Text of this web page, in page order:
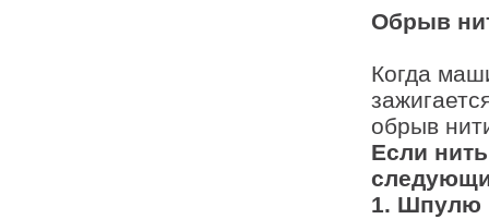
Обрыв
Когда
обрыв
Если
1. Шпулю